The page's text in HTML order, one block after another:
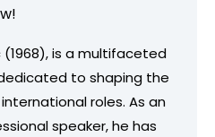
(1968), is a multifaceted
to shaping the
roles. As an
speaker, he has